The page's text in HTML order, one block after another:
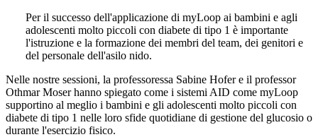
Per il successo dell'applicazione di myLoop ai bambini e agli
adolescenti molto piccoli con diabete di tipo 1 è importante
l'istruzione e la formazione dei membri del team, dei genitori e
del personale dell'asilo nido.
Nelle nostre sessioni, la professoressa Sabine Hofer e il professor
Othmar Moser hanno spiegato come i sistemi AID come myLoop
supportino al meglio i bambini e gli adolescenti molto piccoli con
diabete di tipo 1 nelle loro sfide quotidiane di gestione del glucosio o
durante l'esercizio fisico.